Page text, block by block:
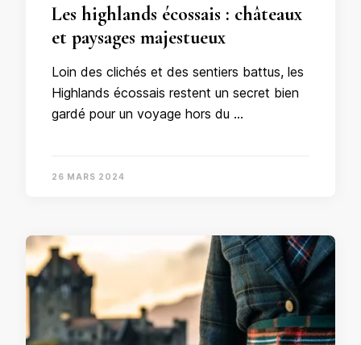
Les highlands écossais : châteaux
et paysages majestueux
Loin des clichés et des sentiers battus, les
Highlands écossais restent un secret bien
gardé pour un voyage hors du …
26 MARS 2024